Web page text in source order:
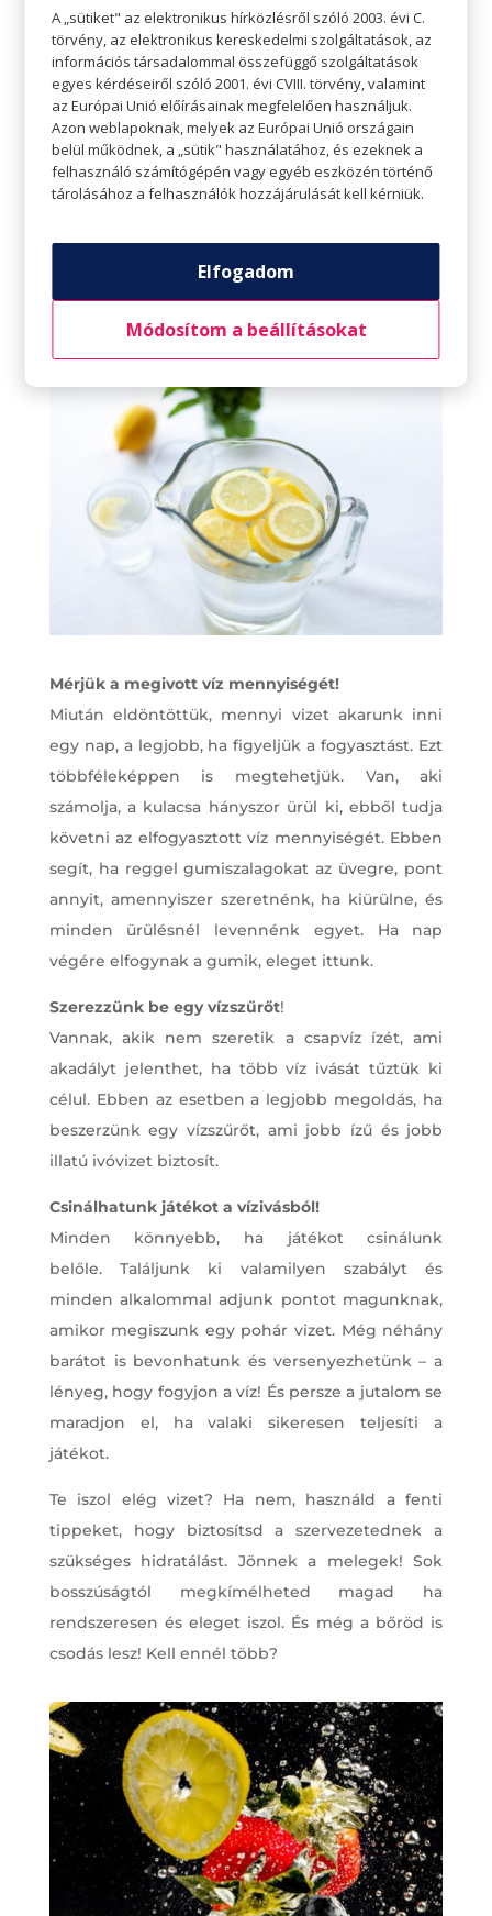
gyümölcscentrifugát sorsolunk ki. Látogassatok
el üzletközpontunkba, és vegyetek részt ti is a
játékban!
Mindig tartsunk magunknál vizespalackot!
Ha a víz kéznél van, akkor valószínűbb, hogy
iszunk. Éppen ezért ösztönözhetjük magunkat a
pedig sokra megy.
Mérjük a megivott víz mennyiségét!
Miután eldöntöttük, mennyi vizet akarunk inni
egy nap, a legjobb, ha figyeljük a fogyasztást. Ezt
többféleképpen is megtehetjük. Van, aki
számolja, a kulacsa hányszor ürül ki, ebből tudja
követni az elfogyasztott víz mennyiségét. Ebben
segít, ha reggel gumiszalagokat az üvegre, pont
annyit, amennyiszer szeretnénk, ha kiürülne, és
minden ürülésnél levennénk egyet. Ha nap
végére elfogynak a gumik, eleget ittunk.
Szerezzünk be egy vízszűrőt!
Vannak, akik nem szeretik a csapvíz ízét, ami
akadályt jelenthet, ha több víz ivását tűztük ki
célul. Ebben az esetben a legjobb megoldás, ha
beszerzünk egy vízszűrőt, ami jobb ízű és jobb
illatú ivóvizet biztosít.
Csinálhatunk játékot a vízivásból!
Minden könnyebb, ha játékot csinálunk
belőle. Találjunk ki valamilyen szabályt és
minden alkalommal adjunk pontot magunknak,
amikor megiszunk egy pohár vizet. Még néhány
barátot is bevonhatunk és versenyezhetünk – a
lényeg, hogy fogyjon a víz! És persze a jutalom se
maradjon el, ha valaki sikeresen teljesíti a
játékot.
Te iszol elég vizet? Ha nem, használd a fenti
tippeket, hogy biztosítsd a szervezetednek a
szükséges hidratálást. Jönnek a melegek! Sok
bosszúságtól megkímélheted magad ha
rendszeresen és eleget iszol. És még a bőröd is
csodás lesz! Kell ennél több?
A „sütiket" az elektronikus hírközlésről szóló 2003. évi C.
törvény, az elektronikus kereskedelmi szolgáltatások, az
információs társadalommal összefüggő szolgáltatások
egyes kérdéseiről szóló 2001. évi CVIII. törvény, valamint
az Európai Unió előírásainak megfelelően használjuk.
Azon weblapoknak, melyek az Európai Unió országain
belül működnek, a „sütik" használatához, és ezeknek a
felhasználó számítógépén vagy egyéb eszközén történő
tárolásához a felhasználók hozzájárulását kell kérniük.
Elfogadom
Módosítom a beállításokat